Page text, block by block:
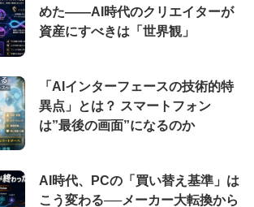
めた――AI時代のクリエイターが
資産にすべきは「世界観」
「AIインターフェースの技術的特
異点」とは？ スマートフォン
は”最後の画面”になるのか
AI時代、PCの「買い替え基準」は
こう変わる──メーカー大転換から